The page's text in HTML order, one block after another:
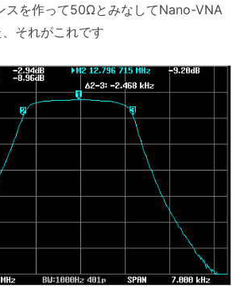
スを作って50ΩとみなしてNano-VNA
それがこれです